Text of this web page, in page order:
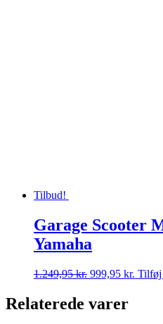
Tilbud!
Garage Scooter
Yamaha
1.249,95kr. Den
var:
999,95 kr. Den
Relaterede varer